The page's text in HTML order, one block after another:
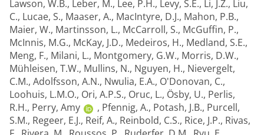
Lawson, W.B., Leber, M., Lee, P.H., Levy, S.E., Li, J.Z., Liu,
C., Lucae, S., Maaser, A., MacIntyre, D.J., Mahon, P.B.,
Maier, W., Martinsson, L., McCarroll, S., McGuffin, P.,
McInnis, M.G., McKay, J.D., Medeiros, H., Medland, S.E.,
Meng, F., Milani, L., Montgomery, G.W., Morris, D.W.,
Mühleisen, T.W., Mullins, N., Nguyen, H., Nievergelt,
C.M., Adolfsson, A.N., Nwulia, E.A., O'Donovan, C.,
Loohuis, L.M.O., Ori, A.P.S., Oruc, L., Ösby, U., Perlis,
R.H., Perry, Amy , Pfennig, A., Potash, J.B., Purcell,
S.M., Regeer, E.J., Reif, A., Reinbold, C.S., Rice, J.P., Rivas,